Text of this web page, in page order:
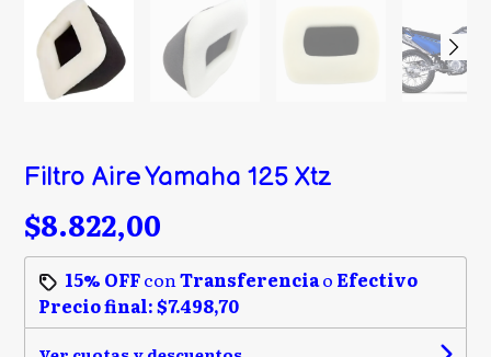
Filtro Aire Yamaha 125 Xtz
$8.822,00
15% OFFconTransferenciao Efectivo
Precio final:$7.498,70